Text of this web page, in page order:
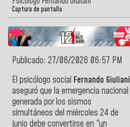
Captura de pantalla
Publicado: 27/06/2026 06:57 PM
El psicólogo social Fernando Giuliani
aseguró que la emergencia nacional
generada por los sismos
simultáneos del miércoles 24 de
junio debe convertirse en "un